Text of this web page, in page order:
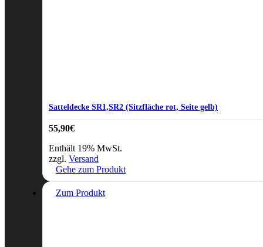
Satteldecke SR1,SR2 (Sitzfläche rot, Seite gelb)
55,90€
Enthält 19% MwSt.
zzgl. Versand
Gehe zum Produkt
Zum Produkt